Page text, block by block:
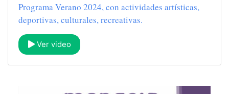
Programa Verano 2024, con actividades artísticas,
deportivas, culturales, recreativas.
Ver video